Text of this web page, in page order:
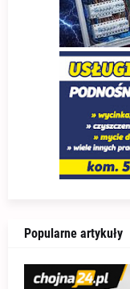
Popularne artykuły